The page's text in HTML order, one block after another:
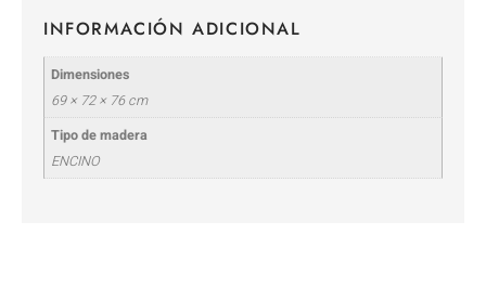
INFORMACIÓN ADICIONAL
Dimensiones
69 × 72 × 76 cm
Tipo de madera
ENCINO